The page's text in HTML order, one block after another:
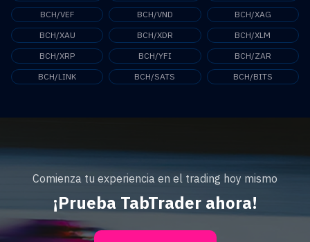
BCH/VEF
BCH/VND
BCH/XAG
BCH/XAU
BCH/XDR
BCH/XLM
BCH/XRP
BCH/YFI
BCH/ZAR
BCH/LINK
BCH/SATS BCH/BITS
Comienza tu experiencia en el trading hoy mismo
¡Prueba TabTrader ahora!